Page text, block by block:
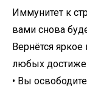
Иммунитет к
вами снова
Вернётся
любых
• Вы